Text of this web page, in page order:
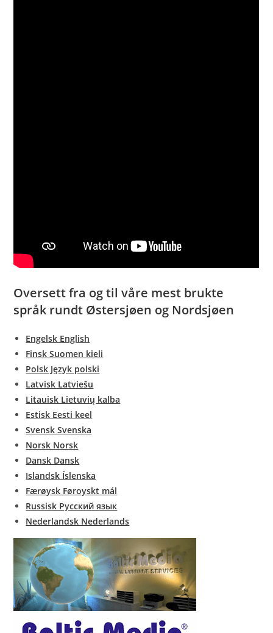
Oversett fra og til våre mest brukte
språk rundt Østersjøen og Nordsjøen
Engelsk English
Finsk Suomen kieli
Polsk Język polski
Latvisk Latviešu
Litauisk Lietuvių kalba
Estisk Eesti keel
Svensk Svenska
Norsk Norsk
Dansk Dansk
Islandsk Íslenska
Færøysk Føroyskt mál
Russisk Русский язык
Nederlandsk Nederlands